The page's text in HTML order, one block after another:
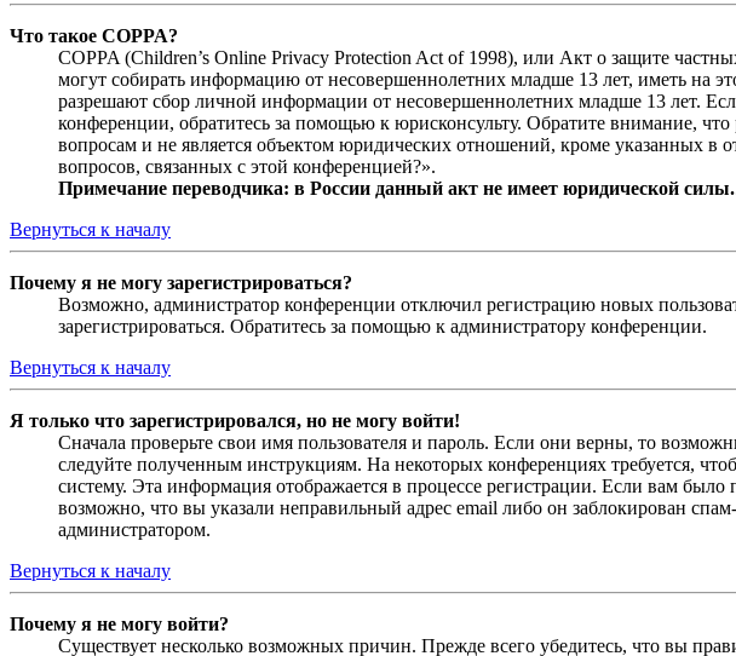
Что такое COPPA?
COPPA (Children’s Online Privacy Protection Act of 1998), или Акт о защите
могут собирать информацию от несовершеннолетних младше 13 лет, иметь на
разрешают сбор личной информации от несовершеннолетних младше 13 лет.
конференции, обратитесь за помощью к юрисконсульту. Обратите внимание,
вопросам и не является объектом юридических отношений, кроме указанных в
вопросов, связанных с этой конференцией?».
Примечание переводчика: в России данный акт не имеет юридической силы.
Вернуться к началу
Почему я не могу зарегистрироваться?
Возможно, администратор конференции отключил регистрацию новых
зарегистрироваться. Обратитесь за помощью к администратору конференции.
Вернуться к началу
Я только что зарегистрировался, но не могу войти!
Сначала проверьте свои имя пользователя и пароль. Если они верны, то
следуйте полученным инструкциям. На некоторых конференциях требуется,
систему. Эта информация отображается в процессе регистрации. Если вам
возможно, что вы указали неправильный адрес email либо он заблокирован
администратором.
Вернуться к началу
Почему я не могу войти?
Существует несколько возможных причин. Прежде всего убедитесь, что вы